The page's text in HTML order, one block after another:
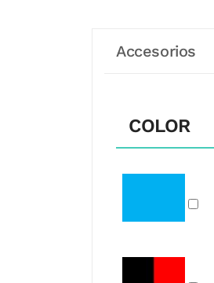
Accesorios
COLOR